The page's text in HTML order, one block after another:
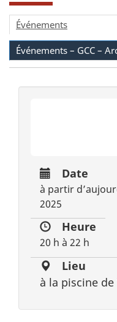
Événements
Événements – GCC –
Date
à partir
2025
Heure
20 h à 22 h
Lieu
à la piscine